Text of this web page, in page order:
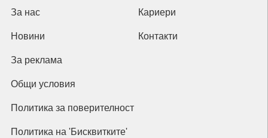
За нас Кариери
Новини Контакти
За реклама
Общи условия
Политика за поверителност
Политика на 'Бисквитките'